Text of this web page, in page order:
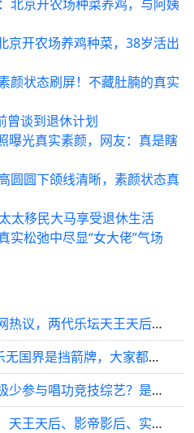
北京开农场种菜养鸡，与阿姨
京开农场养鸡种菜，38岁活出
颜状态刷屏！不藏肚腩的真实
曾谈到退休计划
曝光真实素颜，网友：真是瞎
圆圆下颌线清晰，素颜状态真
太移民大马享受退休生活
实松弛中尽显“女大佬”气场
谢霆锋与王菲再度引发全网热议，两代乐坛天王天后的情感纠葛，始终是大众关注的焦点
天王天后的“黑历史”：音乐无国界是挡箭牌，大家都靠着翻唱起家
港乐众多天王天后，为何极少参与唱功竞技综艺？是唱功不足吗？
英皇明星合唱会即将举行！天王天后、影帝影后、实力歌手齐聚现场